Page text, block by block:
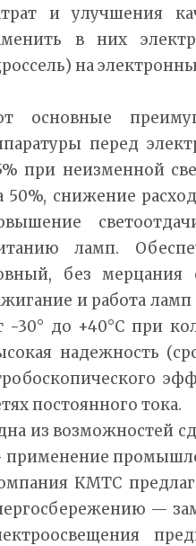
и улучшения
в них
на
основные
перед
при неизменной
50%, снижение
ламп.
без мерцания
и работа
-30° до +40°С при
надежность
постоянного тока.
из возможностей
КМТС
—